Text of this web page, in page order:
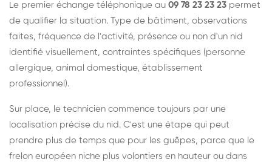
Le premier échange téléphonique au 09 78 23 23 23 permet
de qualifier la situation. Type de bâtiment, observations
faites, fréquence de l'activité, présence ou non d'un nid
identifié visuellement, contraintes spécifiques (personne
allergique, animal domestique, établissement
professionnel).
Sur place, le technicien commence toujours par une
localisation précise du nid. C'est une étape qui peut
prendre plus de temps que pour les guêpes, parce que le
frelon européen niche plus volontiers en hauteur ou dans